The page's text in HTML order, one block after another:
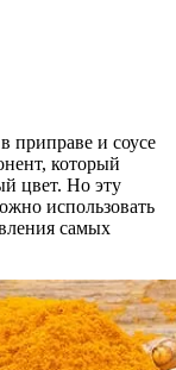
приправе и соусе
который
цвет. Но эту
использовать
самых